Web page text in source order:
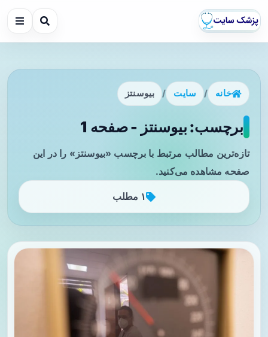
خانه / سایت / بیوسنتز
برچسب: بیوسنتز - صفحه 1
تازه‌ترین مطالب مرتبط با برچسب «بیوسنتز» را در این
صفحه مشاهده می‌کنید.
۱ مطلب